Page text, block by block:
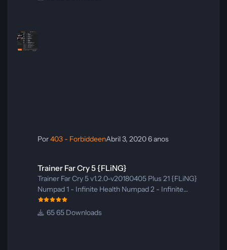
Se quiser, posso também adaptar esse texto para
Por403 - ForbiddeenAbril 3, 20206 anos
Trainer Far Cry 5 {FLiNG}
Trainer Far Cry 5 v1.2.0-v20180405 Plus 21 {FLiNG}
Numpad 1 - Infinite Health Numpad 2 - Infinite
Stamina Numpad 3 - Infinite Oxygen Numpad 4 -
Infinite Ammo / Special Ammo Numpad 5 - Infinite
65 Downloads